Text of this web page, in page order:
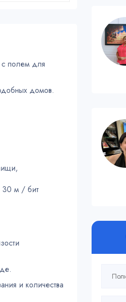
полем для
домов.
30 м / бит
и количества